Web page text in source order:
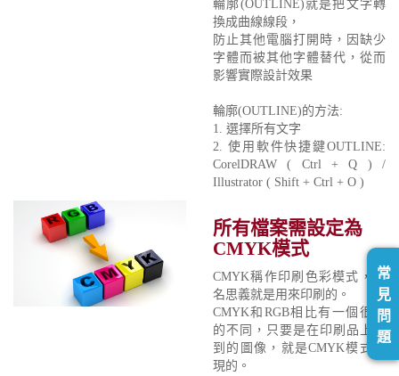
輪廓(OUTLINE)就是把文字轉
換成曲線線段，
防止其他電腦打開時，因缺少
字體而被其他字體替代，從而
影響實際設計效果
輪廓(OUTLINE)的方法:
1. 選擇所有文字
2. 使用軟件快捷鍵OUTLINE:
CorelDRAW ( Ctrl + Q ) /
Illustrator ( Shift + Ctrl + O )
所有檔案需設定為
CMYK模式
CMYK稱作印刷色彩模式，顧
名思義就是用來印刷的。
CMYK和RGB相比有一個很大
的不同，只要是在印刷品上看
到的圖像，就是CMYK模式表
現的。
常
見
問
題